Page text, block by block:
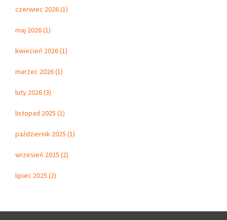
czerwiec 2026 (1)
maj 2026 (1)
kwiecień 2026 (1)
marzec 2026 (1)
luty 2026 (3)
listopad 2025 (1)
październik 2025 (1)
wrzesień 2025 (2)
lipiec 2025 (2)